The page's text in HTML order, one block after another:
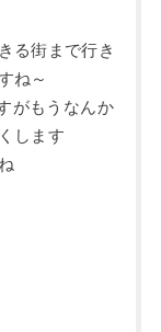
る街まで行き
ね～
がもうなんか
します